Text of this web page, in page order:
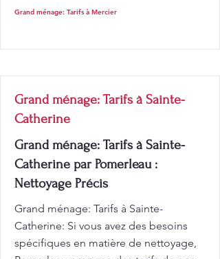
Grand ménage: Tarifs à Mercier
Grand ménage: Tarifs à Sainte-
Catherine
Grand ménage: Tarifs à Sainte-
Catherine par Pomerleau :
Nettoyage Précis
Grand ménage: Tarifs à Sainte-
Catherine: Si vous avez des besoins
spécifiques en matière de nettoyage,